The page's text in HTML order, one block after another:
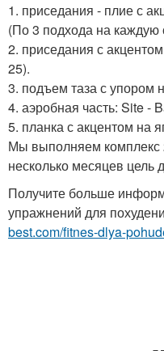
1. приседания - плие с
(По 3 подхода на каждую
2. приседания с
25).
3. подъем таза с упором
4. аэробная часть: Site -
5. планка с акцентом на
Мы выполняем комплекс
несколько месяцев цель
Получите больше
упражнений для
best.com/fitnes-dlya-